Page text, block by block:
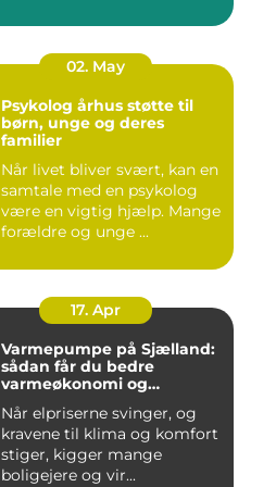
02. May
Psykolog århus støtte til
børn, unge og deres
familier
Når livet bliver svært, kan en
samtale med en psykolog
være en vigtig hjælp. Mange
forældre og unge ...
17. Apr
Varmepumpe på Sjælland:
sådan får du bedre
varmeøkonomi og
Når elpriserne svinger, og
kravene til klima og komfort
stiger, kigger mange
boligejere og vir...